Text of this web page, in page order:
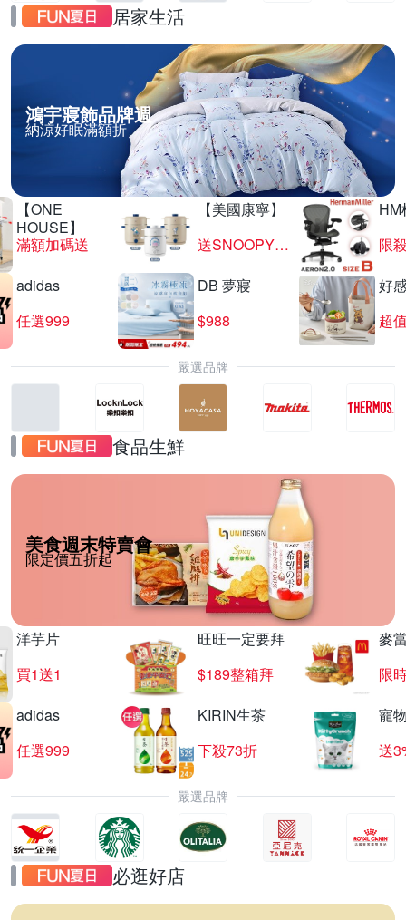
居家生活
鴻宇寢飾品牌週
納涼好眠滿額折
【ONE
HOUSE】
滿額加碼送
【美國康寧】
送SNOOPY匙筷組
HM
限
adidas
任選999
DB 夢寢
$988
好
超
嚴選品牌
食品生鮮
美食週末特賣會
限定價五折起
洋芋片
買1送1
旺旺一定要拜
$189整箱拜
麥
限
adidas
任選999
KIRIN生茶
下殺73折
寵
送
嚴選品牌
必逛好店